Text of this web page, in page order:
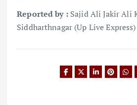
Reported by : Sajid Ali Jakir Ali
Siddharthnagar (Up Live Express)